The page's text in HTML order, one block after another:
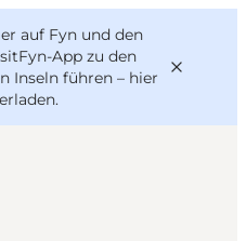
auf Fyn und den
App zu den
Inseln führen – hier
.